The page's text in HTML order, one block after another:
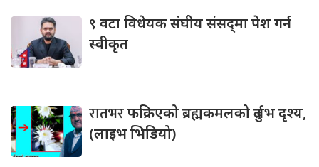
९ वटा विधेयक संघीय संसद्‌मा पेश गर्न
स्वीकृत
रातभरफक्रिएको ब्रह्मकमलको दुर्लभ दृश्य,
(लाइभ भिडियो)